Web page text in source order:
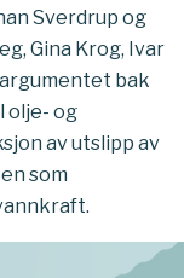
Sverdrup og
Gina Krog, Ivar
bak
olje- og
av utslipp av
som